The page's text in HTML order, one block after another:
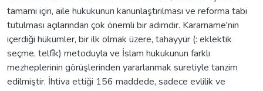
tamamı için, aile hukukunun kanunlaştırılması ve reforma tabi
tutulması açılarından çok önemli bir adımdır. Kararname'nin
içerdiği hükümler, bir ilk olmak üzere, tahayyür (: eklektik
seçme, telfîk) metoduyla ve İslam hukukunun farklı
mezheplerinin görüşlerinden yararlanmak suretiyle tanzim
edilmiştir. İhtiva ettiği 156 maddede, sadece evlilik ve